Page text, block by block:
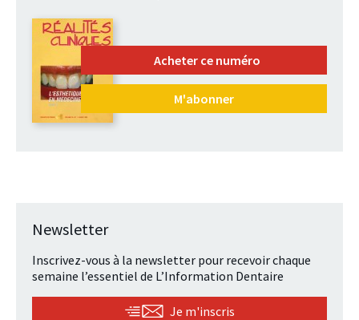
Acheter ce numéro
M'abonner
Newsletter
Inscrivez-vous à la newsletter pour recevoir chaque
semaine l’essentiel de L’Information Dentaire
Je m'inscris